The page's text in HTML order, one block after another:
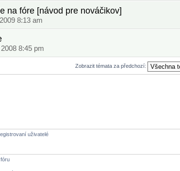
na fóre [návod pre nováčikov]
8:13 am
8:45 pm
Zobrazit témata za předchozí:
uživatelé